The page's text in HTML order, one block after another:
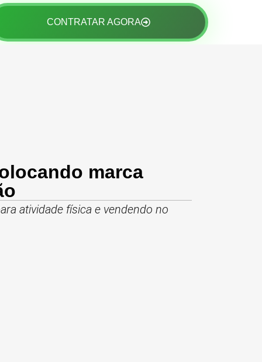
CONTRATAR AGORA
marca
atividade física e vendendo no